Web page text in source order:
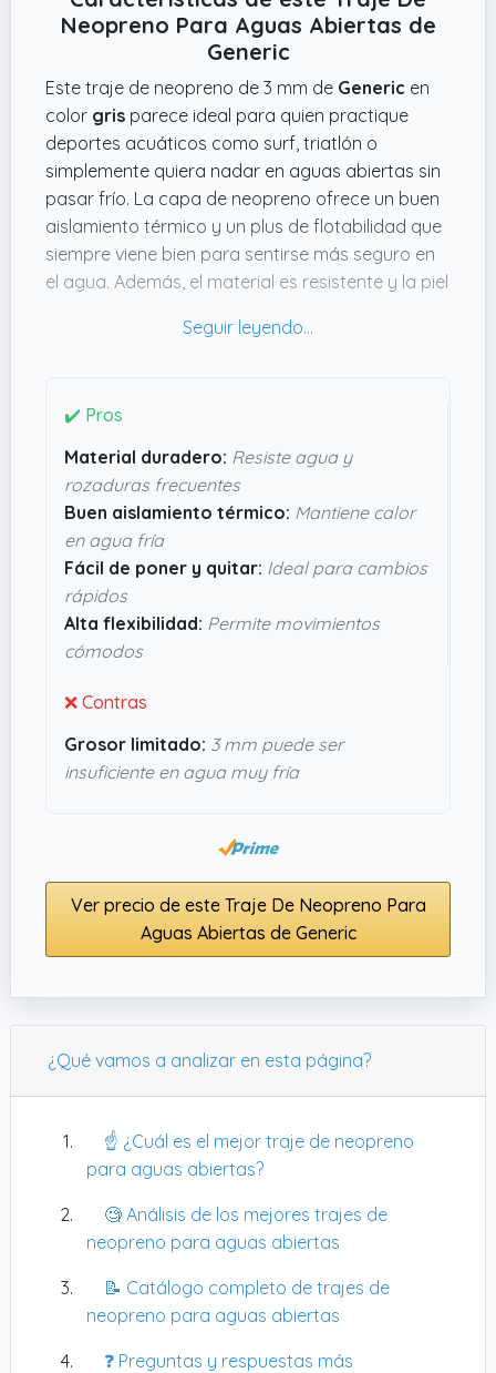
Neopreno Para Aguas Abiertas de
Generic
Este traje de neopreno de 3 mm de Generic en
color gris parece ideal para quien practique
deportes acuáticos como surf, triatlón o
simplemente quiera nadar en aguas abiertas sin
pasar frío. La capa de neopreno ofrece un buen
aislamiento térmico y un plus de flotabilidad que
siempre viene bien para sentirse más seguro en
el agua. Además, el material es resistente y la piel
que se agradece cuando pasas horas en el
Algo que me ha llamado la atención es lo fácil
tienes que cambiarte rápido después de un
entrenamiento o competición. La flexibilidad del
neopreno también pinta bien para moverse sin
sentirse muy rígido, algo clave para no limitar la
brazada o las patadas. En definitiva, parece una
opción práctica para quienes busquen un traje
funcional sin complicaciones.
✔️ Pros
Material duradero: Resiste agua y
rozaduras frecuentes
Buen aislamiento térmico: Mantiene calor
en agua fría
Fácil de poner y quitar: Ideal para cambios
rápidos
Alta flexibilidad: Permite movimientos
cómodos
❌ Contras
Grosor limitado: 3 mm puede ser
insuficiente en agua muy fría
Ver precio de este Traje De Neopreno Para
Aguas Abiertas de Generic
¿Qué vamos a analizar en esta página?
☝️ ¿Cuál es el mejor traje de neopreno
para aguas abiertas?
🧐 Análisis de los mejores trajes de
neopreno para aguas abiertas
📝 Catálogo completo de trajes de
neopreno para aguas abiertas
❓ Preguntas y respuestas más